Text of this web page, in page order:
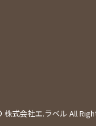
式会社エ.ラベル All